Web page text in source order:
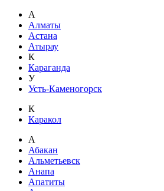
А
Алматы
Астана
Атырау
К
Караганда
У
Усть-Каменогорск
К
Каракол
А
Абакан
Альметьевск
Анапа
Апатиты